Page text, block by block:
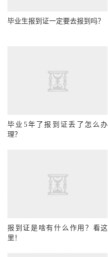
毕业生报到证一定要去报到吗？
毕业5年了报到证丢了怎么办
理？
报到证是啥有什么作用？看这
里！